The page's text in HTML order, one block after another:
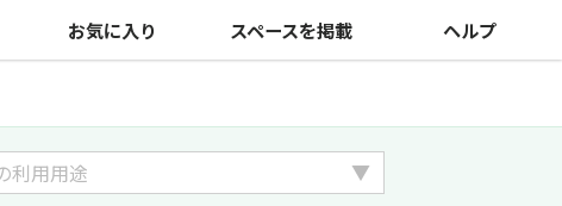
お気に入り スペースを掲載 ヘルプ